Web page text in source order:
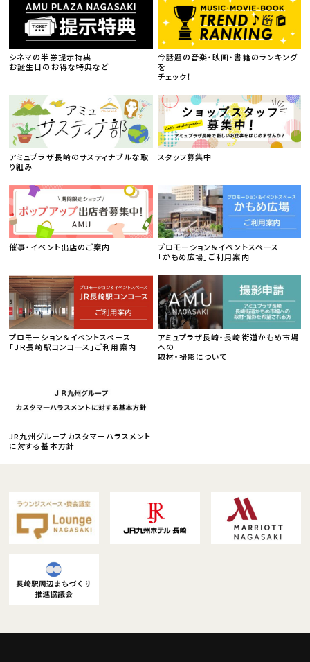
シネマの半券提示特典
お誕生日のお得な特典など
今話題の音楽・映画・書籍のランキング
を
チェック！
アミュプラザ長崎のサスティナブルな取
り組み
スタッフ募集中
催事・イベント出店のご案内
プロモーション＆イベントスペース
「かもめ広場」ご利用案内
プロモーション＆イベントスペース
「ＪＲ長崎駅コンコース」ご利用案内
アミュプラザ長崎・長崎街道かもめ市場
への
取材・撮影について
JR九州グループカスタマーハラスメント
に対する基本方針